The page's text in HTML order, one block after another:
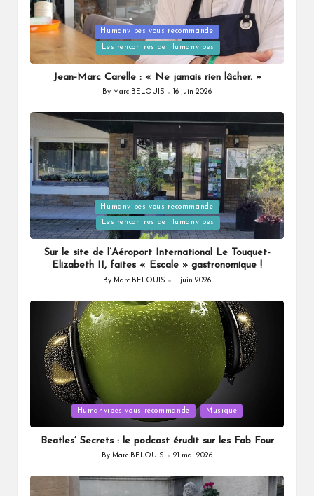
Posted
Humanvibes vous recommande
Les rencontres de Humanvibes
Jean-Marc Carelle : « Ne jamais rien lâcher. »
Posted
By Marc BELOUIS 16 juin 2026
Posted
in
Humanvibes vous recommande
Les rencontres de Humanvibes
Sur le site de l’Aéroport International Le Touquet-
Elizabeth II, faites « Escale » gastronomique !
Posted
By Marc BELOUIS 11 juin 2026
in
Humanvibes vous recommande Musique
Beatles’ Secrets : le podcast érudit sur les Fab Four
Posted
By Marc BELOUIS 21 mai 2026